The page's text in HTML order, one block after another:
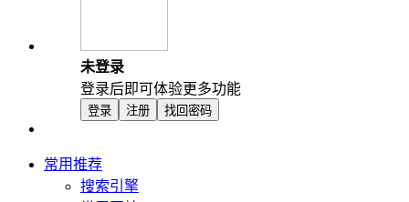
未登录
登录后即可体验更多功能
登录 注册 找回密码
常用推荐
搜索引擎